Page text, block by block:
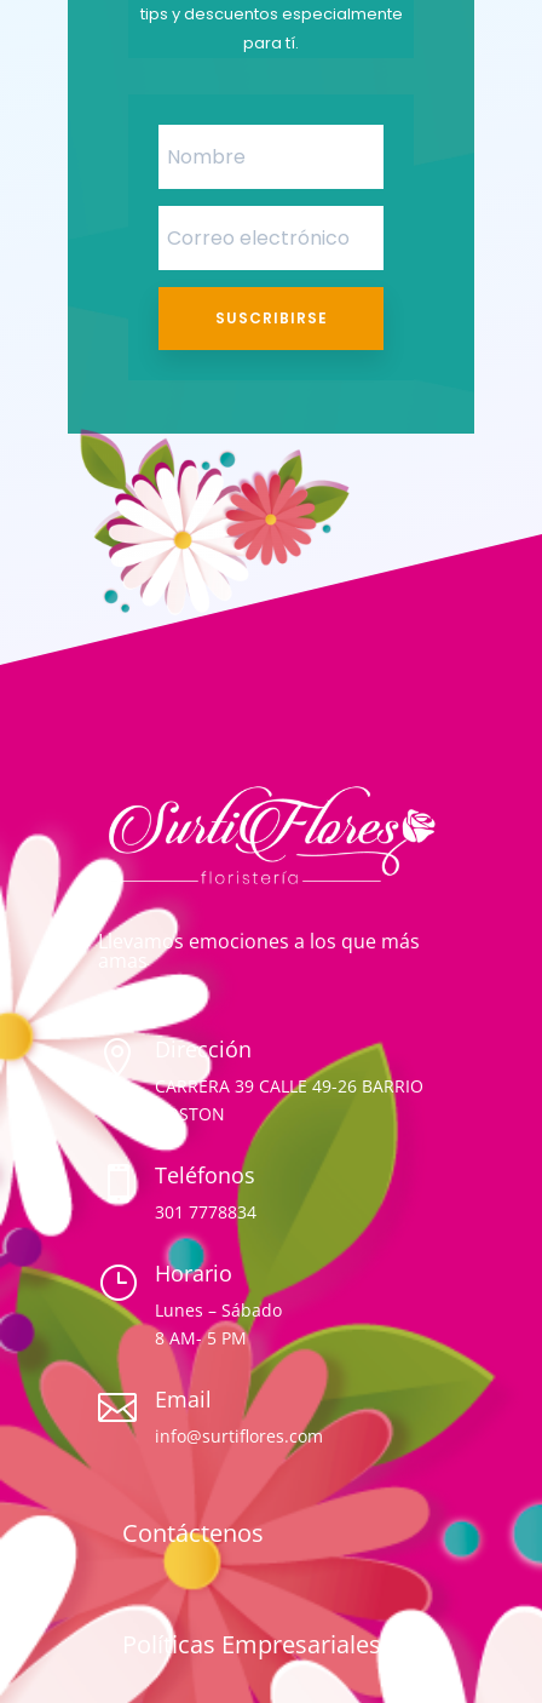
tips y descuentos especialmente
para tí.
SUSCRIBIRSE
Llevamos emociones a los que más
amas
 Dirección
CARRERA 39 CALLE 49-26 BARRIO
BOSTON
 Teléfonos
301 7778834
} Horario
Lunes – Sábado
8 AM- 5 PM
 Email
info@surtiflores.com
Contáctenos
Políticas Empresariales